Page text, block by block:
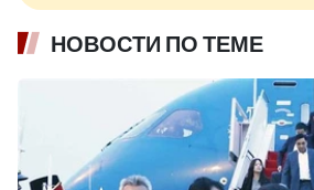
НОВОСТИ ПО ТЕМЕ